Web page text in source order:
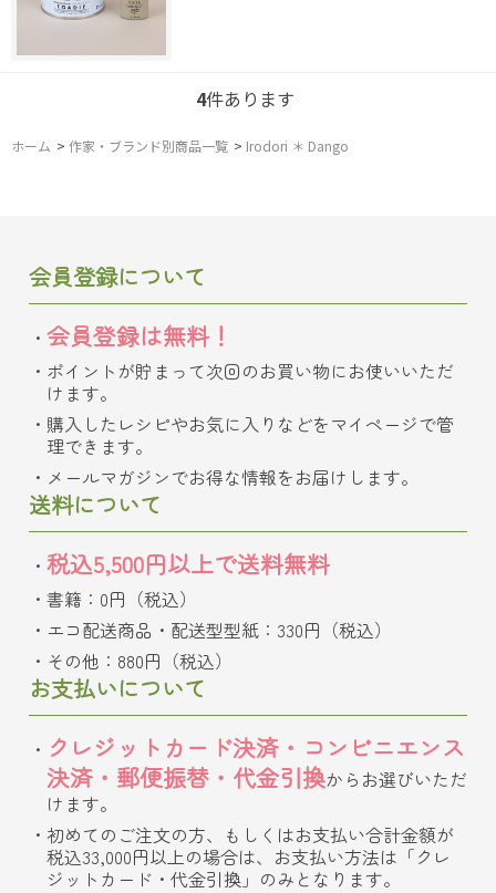
4件あります
ホーム > 作家・ブランド別商品一覧 > Irodori ＊ Dango
会員登録について
会員登録は無料！
ポイントが貯まって次回のお買い物にお使いいただ
けます。
購入したレシピやお気に入りなどをマイページで管
理できます。
メールマガジンでお得な情報をお届けします。
送料について
税込5,500円以上で送料無料
書籍：0円（税込）
エコ配送商品・配送型型紙：330円（税込）
その他：880円（税込）
お支払いについて
クレジットカード決済・コンビニエンス
決済・郵便振替・代金引換からお選びいただ
けます。
初めてのご注文の方、もしくはお支払い合計金額が
税込33,000円以上の場合は、お支払い方法は「クレ
ジットカード・代金引換」のみとなります。